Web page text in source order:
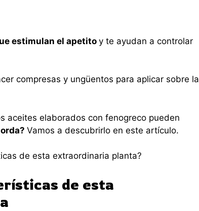
estimulan el apetito y te ayudan a controlar
compresas y ungüentos para aplicar sobre la
aceites elaborados con fenogreco pueden
Vamos a descubrirlo en este artículo.
de esta extraordinaria planta?
de esta